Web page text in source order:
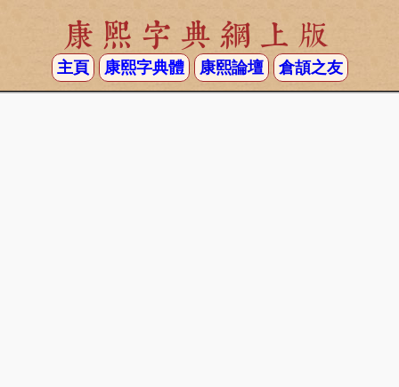
康熙字典網上版
主頁 康熙字典體 康熙論壇 倉頡之友